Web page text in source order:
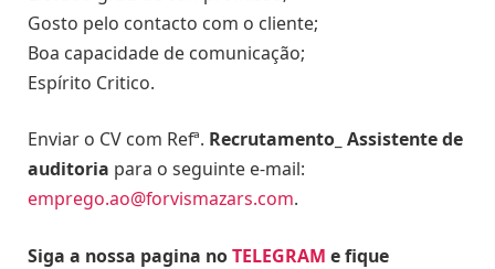
Gosto pelo contacto com o cliente;
Boa capacidade de comunicação;
Espírito Critico.
Enviar o CV com Refª. Recrutamento_ Assistente de
auditoria para o seguinte e-mail:
emprego.ao@forvismazars.com.
Siga a nossa pagina noTELEGRAM e fique